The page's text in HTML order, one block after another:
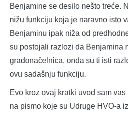
Benjamine se desilo nešto treće.
nižu funkciju koja je naravno isto
Benjaminu ipak niža od
su postojali razlozi da Benjamina
gradonačelnica, onda su ti isti
ovu sadašnju funkciju.
Evo kroz ovaj kratki uvod sam
na pismo koje su Udruge HVO-a